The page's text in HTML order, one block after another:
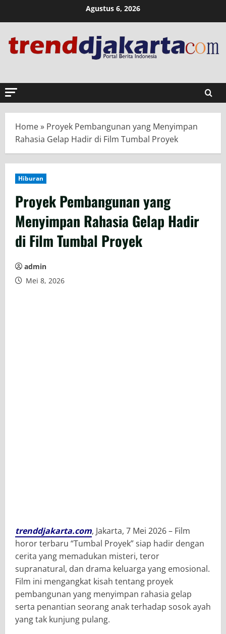
Agustus 6, 2026
Home» Proyek Pembangunan yang Menyimpan
Rahasia Gelap Hadir di Film Tumbal Proyek
Hiburan
Proyek Pembangunan yang
Menyimpan Rahasia Gelap Hadir
di Film Tumbal Proyek
admin
Mei 8, 2026
trenddjakarta.com, Jakarta, 7 Mei 2026 – Film
horor terbaru “Tumbal Proyek” siap hadir dengan
cerita yang memadukan misteri, teror
supranatural, dan drama keluarga yang emosional.
Film ini mengangkat kisah tentang proyek
pembangunan yang menyimpan rahasia gelap
serta penantian seorang anak terhadap sosok ayah
yang tak kunjung pulang.